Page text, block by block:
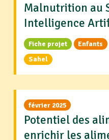
Malnutrition au
Intelligence
Fiche projet Enfants
Sahel
février 2025
Potentiel des
enrichir les